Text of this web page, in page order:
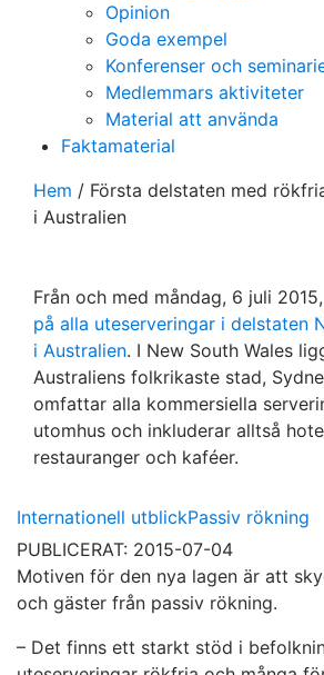
Opinion
Goda exempel
Konferenser och
Medlemmars aktiviteter
Material att använda
Faktamaterial
Hem / Första delstaten med
i Australien
Från och med måndag, 6 juli
på alla uteserveringar i delstaten
i Australien. I New South Wales
Australiens folkrikaste stad,
omfattar alla kommersiella
utomhus och inkluderar alltså
restauranger och kaféer.
Internationell utblickPassiv rökning
PUBLICERAT: 2015-07-04
Motiven för den nya lagen är att
och gäster från passiv rökning.
– Det finns ett starkt stöd i